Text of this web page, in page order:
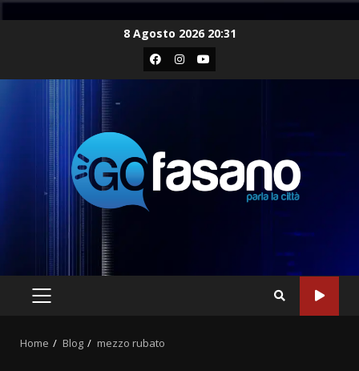
8 Agosto 2026 20:31
Facebook
Instagram
Youtube
PRIMARY
Home Blog mezzo rubato